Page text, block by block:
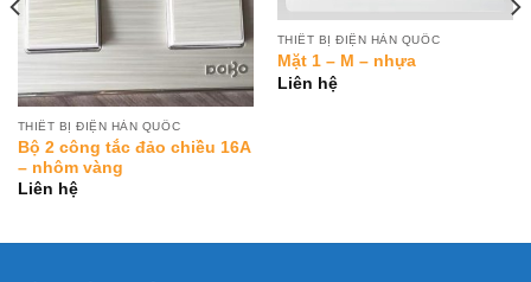
THIẾT BỊ ĐIỆN HÀN QUỐC
Bộ 2 công tắc đảo chiều 16A
– nhôm vàng
Liên hệ
THIẾT BỊ ĐIỆN HÀN QUỐC
Mặt 1 – M – nhựa
Liên hệ